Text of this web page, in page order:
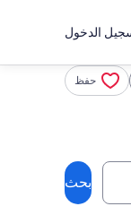
الدخول
حفظ
بحث